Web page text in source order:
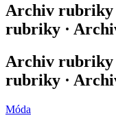
Archiv rubriky
rubriky ·
Archiv rubriky
rubriky ·
Móda